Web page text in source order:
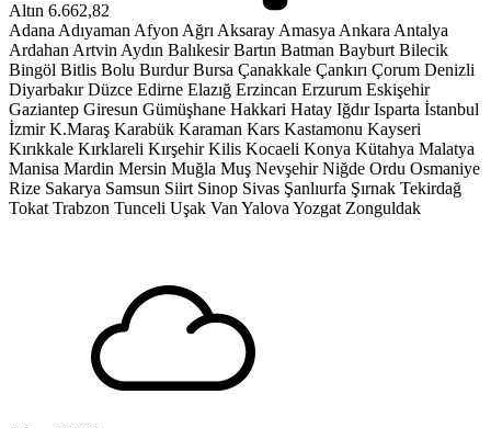
Altın 6.662,82
Adana Adıyaman Afyon Ağrı Aksaray Amasya Ankara Antalya
Ardahan Artvin Aydın Balıkesir Bartın Batman Bayburt Bilecik
Bingöl Bitlis Bolu Burdur Bursa Çanakkale Çankırı Çorum Denizli
Diyarbakır Düzce Edirne Elazığ Erzincan Erzurum Eskişehir
Gaziantep Giresun Gümüşhane Hakkari Hatay Iğdır Isparta İstanbul
İzmir K.Maraş Karabük Karaman Kars Kastamonu Kayseri
Kırıkkale Kırklareli Kırşehir Kilis Kocaeli Konya Kütahya Malatya
Manisa Mardin Mersin Muğla Muş Nevşehir Niğde Ordu Osmaniye
Rize Sakarya Samsun Siirt Sinop Sivas Şanlıurfa Şırnak Tekirdağ
Tokat Trabzon Tunceli Uşak Van Yalova Yozgat Zonguldak